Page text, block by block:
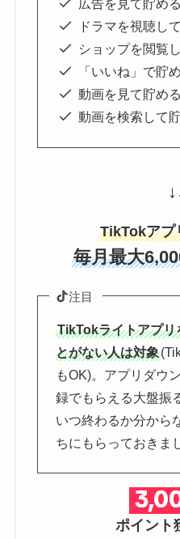
ドラマを視聴し
ショップを閲覧
「いいね」で貯
動画を見て貯める
動画を検索して
TikTokア
毎月最大
注目
TikTokライトアプリ
とがない人は対象
もOK)。アプリダウ
録でもらえる大盤振
いつ終わるか分から
ちにもらっておきま
ポイント